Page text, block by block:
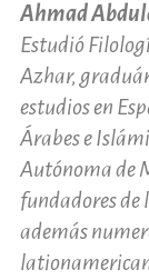
Ahmad
Estudió
Azhar,
estudios en
Árabes e
Autónoma de
fundadores de
además